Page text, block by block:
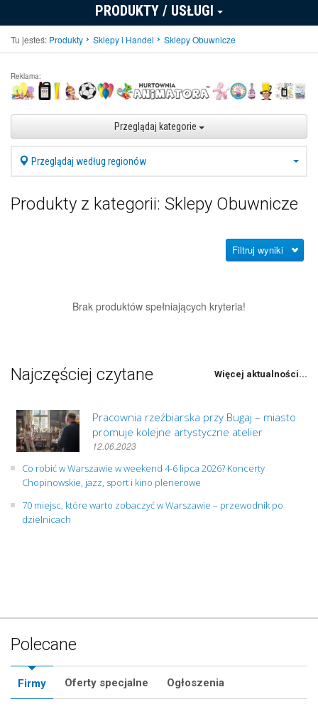
PRODUKTY / USŁUGI
Tu jesteś: Produkty Sklepy i Handel Sklepy Obuwnicze
Reklama:
Przeglądaj kategorie
Przeglądaj według regionów
Produkty z kategorii: Sklepy Obuwnicze
Filtruj wyniki
Brak produktów spełniających kryteria!
Najczęściej czytane Więcej aktualności...
Pracownia rzeźbiarska przy Bugaj – miasto
promuje kolejne artystyczne atelier
12.06.2023
Co robić w Warszawie w weekend 4-6 lipca 2026? Koncerty
Chopinowskie, jazz, sport i kino plenerowe
70 miejsc, które warto zobaczyć w Warszawie – przewodnik po
dzielnicach
Polecane
Firmy Oferty specjalne Ogłoszenia